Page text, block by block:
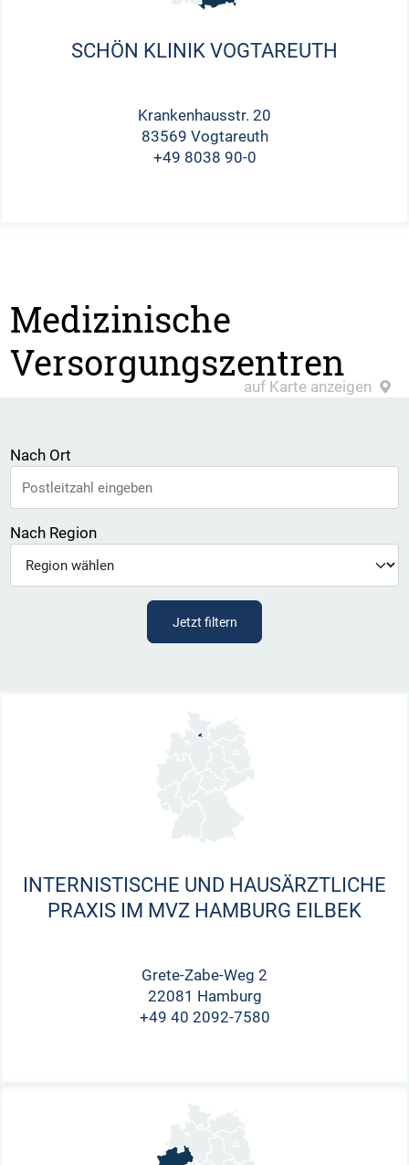
SCHÖN KLINIK VOGTAREUTH
Krankenhausstr. 20
83569 Vogtareuth
+49 8038 90-0
Medizinische
Versorgungszentren
auf Karte anzeigen
Nach Ort
Nach Region
Jetzt filtern
INTERNISTISCHE UND HAUSÄRZTLICHE
PRAXIS IM MVZ HAMBURG EILBEK
Grete-Zabe-Weg 2
22081 Hamburg
+49 40 2092-7580